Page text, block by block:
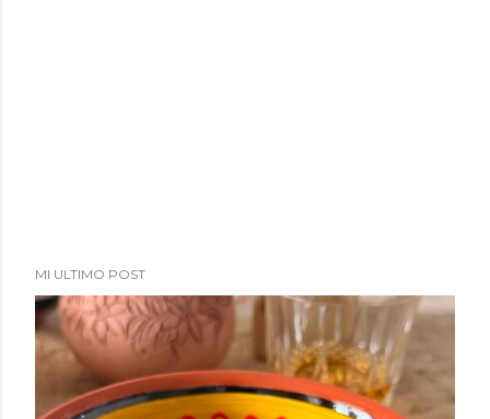
MI ULTIMO POST